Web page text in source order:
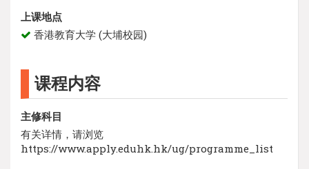
上课地点
香港教育大学 (大埔校园)
课程内容
主修科目
有关详情，请浏览
https://www.apply.eduhk.hk/ug/programme_list